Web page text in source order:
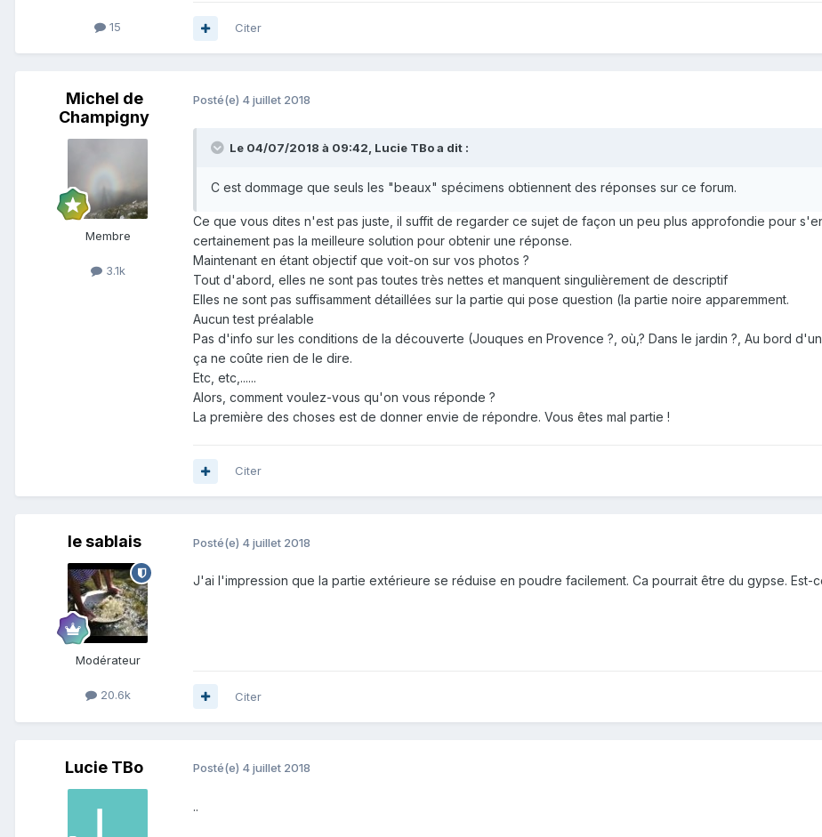
15 Citer
Michel de
Champigny
Membre
3.1k
Posté(e) 4 juillet 2018
Le 04/07/2018 à 09:42, Lucie TBoa dit :
C est dommage que seuls les "beaux" spécimens obtiennent des réponses sur ce forum.
Ce que vous dites n'est pas juste, il suffit de regarder ce sujet de façon un peu plus approfondie pour
certainement pas la meilleure solution pour obtenir une réponse.
Maintenant en étant objectif que voit-on sur vos photos ?
Tout d'abord, elles ne sont pas toutes très nettes et manquent singulièrement de descriptif
Elles ne sont pas suffisamment détaillées sur la partie qui pose question (la partie noire apparemment.
Aucun test préalable
Pas d'info sur les conditions de la découverte (Jouques en Provence ?, où,? Dans le jardin ?, Au bord
ça ne coûte rien de le dire.
Etc, etc,......
Alors, comment voulez-vous qu'on vous réponde ?
La première des choses est de donner envie de répondre. Vous êtes mal partie !
Citer
le sablais
Modérateur
20.6k
Posté(e) 4 juillet 2018
J'ai l'impression que la partie extérieure se réduise en poudre facilement. Ca pourrait être du gypse. Est-
Citer
Lucie TBo Posté(e) 4 juillet 2018
..